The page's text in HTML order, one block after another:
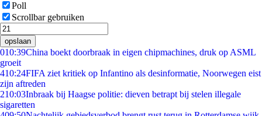
Poll
Scrollbar gebruiken
opslaan
010:39China boekt doorbraak in eigen chipmachines, druk op ASML
groeit
410:24FIFA ziet kritiek op Infantino als desinformatie, Noorwegen eist
zijn aftreden
210:03Inbraak bij Haagse politie: dieven betrapt bij stelen illegale
sigaretten